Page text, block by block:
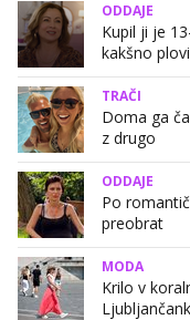
ODDAJE
Kupil ji je
kakšno
TRAČI
Doma ga
z drugo
ODDAJE
Po
preobrat
MODA
Krilo v